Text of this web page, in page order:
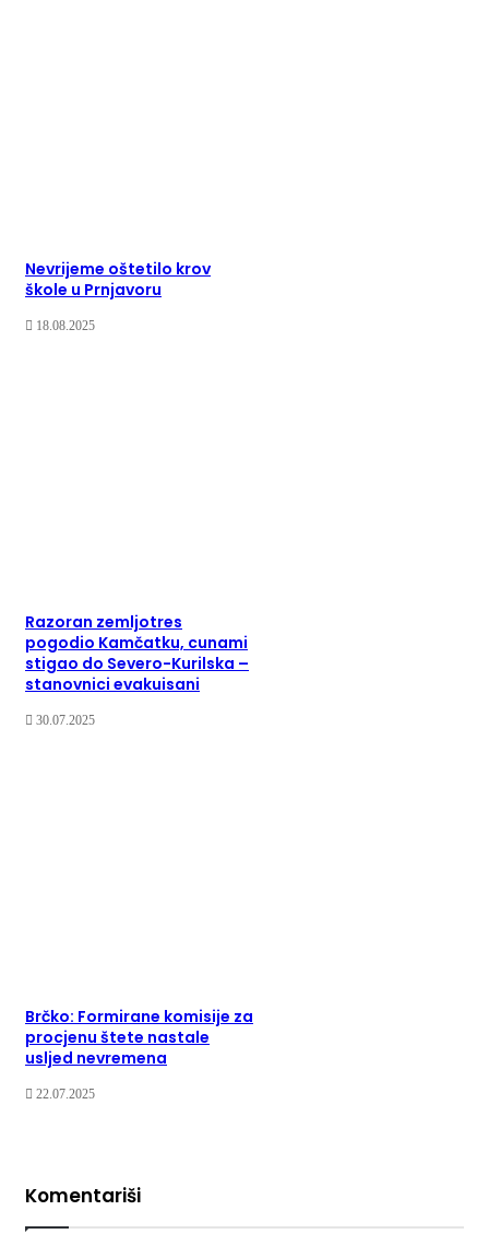
Nevrijeme oštetilo krov
škole u Prnjavoru
18.08.2025
Razoran zemljotres
pogodio Kamčatku, cunami
stigao do Severo-Kurilska –
stanovnici evakuisani
30.07.2025
Brčko: Formirane komisije za
procjenu štete nastale
usljed nevremena
22.07.2025
Komentariši